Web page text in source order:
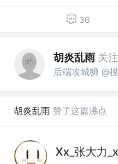
36
胡炎乱雨 关
后端攻城狮 @
胡炎乱雨 赞了这篇沸点
Xx_张大力